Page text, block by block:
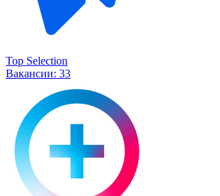
Top Selection
Вакансии: 33